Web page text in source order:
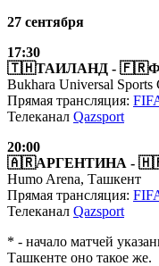
27 сентября
17:30
🇹🇭ТАИЛАНД -
Bukhara Universal Sports
Прямая трансляция:
Телеканал Qazsport
20:00
🇦🇷АРГЕНТИНА -
Humo Arena, Ташкент
Прямая трансляция:
Телеканал Qazsport
* - начало матчей
Ташкенте оно такое же.